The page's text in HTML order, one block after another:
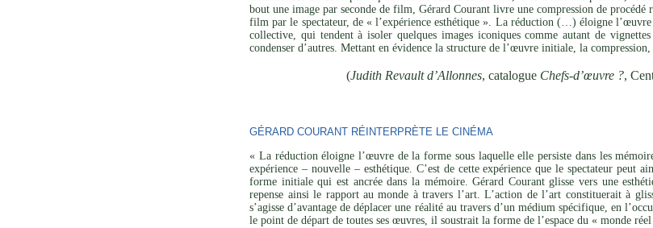
bout une image par seconde de film, Gérard Courant livre une compression de
film par le spectateur, de « l’expérience esthétique ». La réduction (…) éloigne
collective, qui tendent à isoler quelques images iconiques comme autant de
condenser d’autres. Mettant en évidence la structure de l’œuvre initiale, la
(Judith Revault d’Allonnes, catalogue Chefs-d’œuvre ?,
GÉRARD COURANT RÉINTERPRÈTE LE CINÉMA
« La réduction éloigne l’œuvre de la forme sous laquelle elle persiste dans les
expérience – nouvelle – esthétique. C’est de cette expérience que le spectateur peut
forme initiale qui est ancrée dans la mémoire. Gérard Courant glisse vers une
repense ainsi le rapport au monde à travers l’art. L’action de l’art constituerait à
s’agisse d’avantage de déplacer une réalité au travers d’un médium spécifique, en
le point de départ de toutes ses œuvres, il soustrait la forme de l’espace du « monde